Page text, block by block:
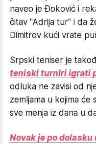
naveo je Đoković i
čitav "Adrija tur" i da
Dimitrov kući vrate
Srpski teniser je
teniski turniri igrati
odluka ne zavisi od
zemljama u kojima će
sve menja iz dana u
Novak je po dolasku